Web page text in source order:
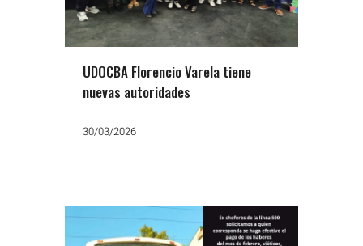
UDOCBA Florencio Varela tiene
nuevas autoridades
30/03/2026